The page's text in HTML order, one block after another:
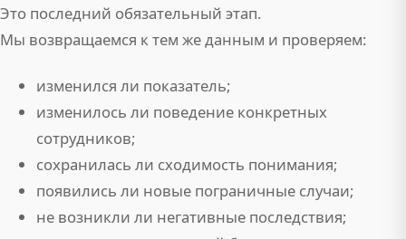
Это последний обязательный этап.
Мы возвращаемся к тем же данным и проверяем:
изменился ли показатель;
изменилось ли поведение конкретных
сотрудников;
сохранилась ли сходимость понимания;
появились ли новые пограничные случаи;
не возникли ли негативные последствия;